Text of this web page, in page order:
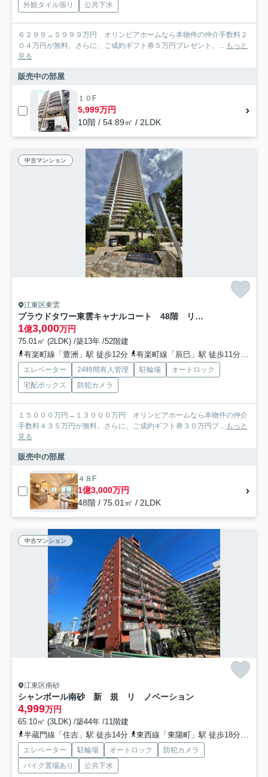
外観タイル張り
公共下水
６２９９→５９９９万円 オリンピアホームなら本物件の仲介手数料２
０４万円が無料。さらに、ご成約ギフト券５万円プレゼント。... もっと
見る
販売中の部屋
１０F
5,999万円
10階 / 54.89㎡ / 2LDK
中古マンション
江東区東雲
プラウドタワー東雲キャナルコート 48階 リ フォーム済
1億3,000万円
75.01㎡ (2LDK) /築13年 /52階建
有楽町線「豊洲」駅 徒歩12分
有楽町線「辰巳」駅 徒歩11分
エレベーター 24時間有人管理 駐輪場
オートロック
宅配ボックス
防犯カメラ
１５０００万円→１３０００万円 オリンピアホームなら本物件の仲介
手数料４３５万円が無料。さらに、ご成約ギフト券３０万円プ... もっと
見る
販売中の部屋
４８F
1億3,000万円
48階 / 75.01㎡ / 2LDK
中古マンション
江東区南砂
シャンボール南砂 新 規 リ ノベーション
4,999万円
65.10㎡ (3LDK) /築44年 /11階建
半蔵門線「住吉」駅 徒歩14分
東西線「東陽町」駅 徒歩18分
エレベーター 駐輪場 オートロック
防犯カメラ
バイク置場あり
公共下水